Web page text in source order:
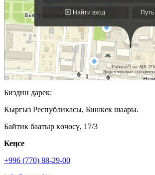
Биздин дарек:
Кыргыз Республикасы, Бишкек шаары.
Байтик баатыр көчөсү, 17/3
Кеӊсе
+996 (770) 88-29-00